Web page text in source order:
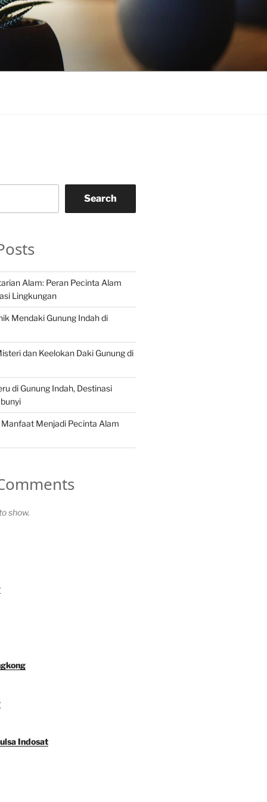
Search
Alam: Peran Pecinta Alam
Lingkungan
Mendaki Gunung Indah di
dan Keelokan Daki Gunung di
di Gunung Indah, Destinasi
Menjadi Pecinta Alam
show.
Indosat